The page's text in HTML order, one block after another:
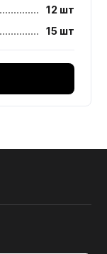
12 шт
15 шт